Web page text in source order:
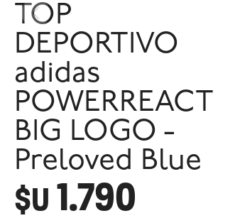
TOP
DEPORTIVO
adidas
POWERREACT
BIG LOGO -
Preloved Blue
$U 1.790